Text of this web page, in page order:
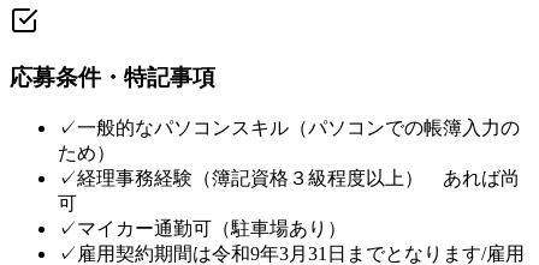
応募条件・特記事項
✓一般的なパソコンスキル（パソコンでの帳簿入力の
ため）
✓経理事務経験（簿記資格３級程度以上） あれば尚
可
✓マイカー通勤可（駐車場あり）
✓ 雇用契約期間は令和9年3月31日までとなります/雇用